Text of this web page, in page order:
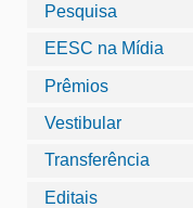
Pesquisa
EESC na Mídia
Prêmios
Vestibular
Transferência
Editais